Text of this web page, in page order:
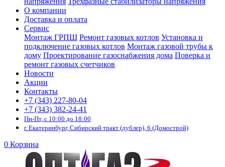
О компании
Доставка и оплата
Сервис
Монтаж ГРПШ Ремонт газовых котлов Установка и
подключение газовых котлов Монтаж газовой трубы к
дому Проектирование газоснабжения дома Поверка и
ремонт газовых счетчиков
Новости
Акции
Контакты
+7 (343) 227-80-04
+7 (343) 382-24-41
Пн-Пт, с 10:00 до 18:00
г. Екатеринбург, Сибирский тракт (дублер), 6 (Домострой)
0 Корзина